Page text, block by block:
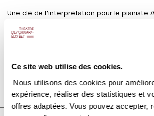
Ce site web utilise des cookies.
Nous utilisons des cookies pour
expérience, réaliser des statistiques et
offres adaptées. Vous pouvez accepter,
Une clé de l’interprétation pour le pianiste
texte soit le plus vivant et le plus expressif
DISCOVER ALSO